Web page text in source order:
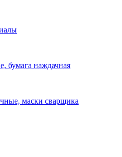
бумага наждачная
маски сварщика